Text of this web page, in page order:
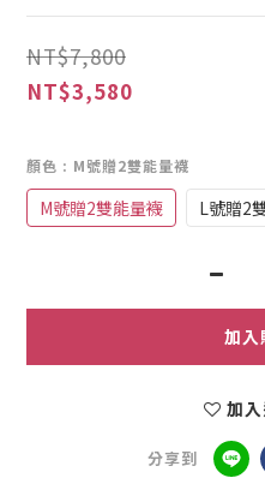
NT$7,800
NT$3,580
顏色 : M號贈2雙能量襪
M號贈2雙能量襪 L號贈2
加入
加
分享到